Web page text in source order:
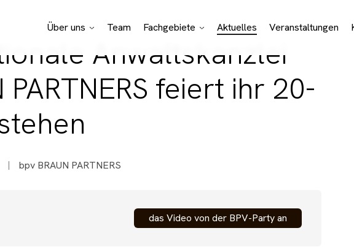
Über uns
Team
Fachgebiete
Spezialisierungen
Geschäftsfelder
Aktuelles Veranstaltungen
Anwaltskanzlei
PARTNERS feiert ihr 20-
bpv BRAUN PARTNERS
das Video von der BPV-Party an